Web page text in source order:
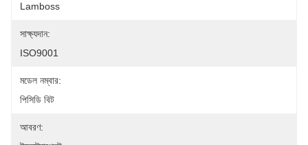
Lamboss
সাক্ষ্যদান:
ISO9001
মডেল নম্বার:
পিসিডি বিট
আবরণ: